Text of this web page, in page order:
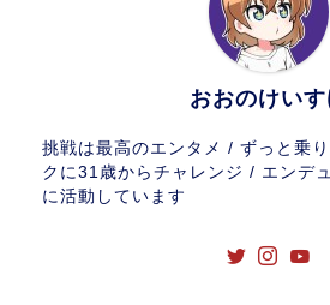
おおのけいす
挑戦は最高のエンタメ / ずっと乗
クに31歳からチャレンジ / エンデ
に活動しています